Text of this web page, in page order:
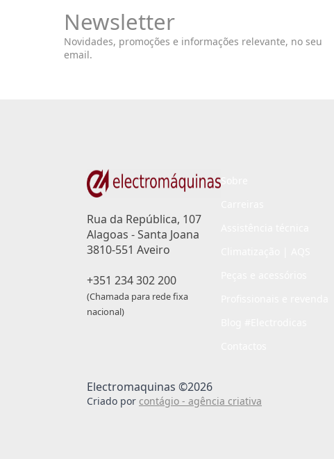
Newsletter
Novidades, promoções e informações relevante, no seu
email.
Rua da República, 107
Alagoas - Santa Joana
3810-551 Aveiro
+351 234 302 200
(Chamada para rede fixa
nacional)
Electromaquinas ©2026
Criado por contágio - agência criativa